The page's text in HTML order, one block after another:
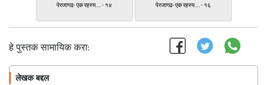
पेरजागढ- एक रहस्य.... - १४ पेरजागढ- एक रहस्य.... - १६
हे पुस्तक सामायिक करा:
लेखक बद्दल